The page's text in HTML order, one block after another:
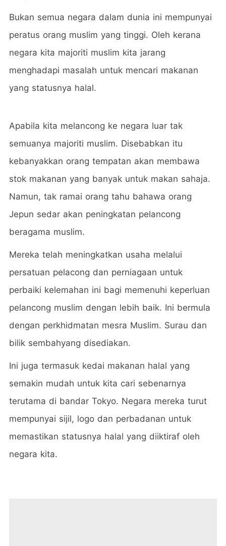
Bukan semua negara dalam dunia ini mempunyai
peratus orang muslim yang tinggi. Oleh kerana
negara kita majoriti muslim kita jarang
menghadapi masalah untuk mencari makanan
yang statusnya halal.
Apabila kita melancong ke negara luar tak
semuanya majoriti muslim. Disebabkan itu
kebanyakkan orang tempatan akan membawa
stok makanan yang banyak untuk makan sahaja.
Namun, tak ramai orang tahu bahawa orang
Jepun sedar akan peningkatan pelancong
beragama muslim.
Mereka telah meningkatkan usaha melalui
persatuan pelacong dan perniagaan untuk
perbaiki kelemahan ini bagi memenuhi keperluan
pelancong muslim dengan lebih baik. Ini bermula
dengan perkhidmatan mesra Muslim. Surau dan
bilik sembahyang disediakan.
Ini juga termasuk kedai makanan halal yang
semakin mudah untuk kita cari sebenarnya
terutama di bandar Tokyo. Negara mereka turut
mempunyai sijil, logo dan perbadanan untuk
memastikan statusnya halal yang diiktiraf oleh
negara kita.